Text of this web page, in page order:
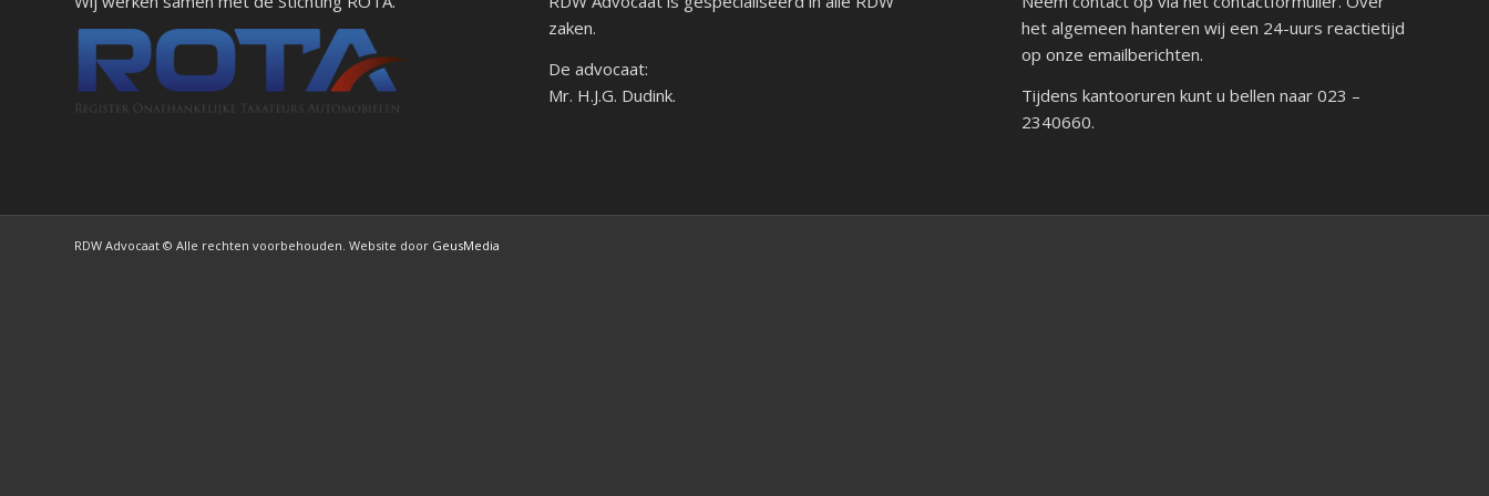
zaken.
De advocaat:
Mr. H.J.G. Dudink.
het algemeen hanteren wij een 24-uurs reactietijd
op onze emailberichten.
Tijdens kantooruren kunt u bellen naar 023 –
2340660.
RDW Advocaat © Alle rechten voorbehouden. Website door GeusMedia